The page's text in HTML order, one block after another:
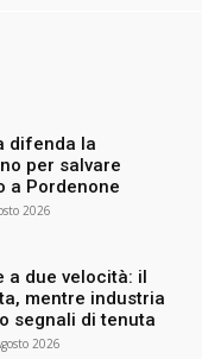
difenda la
per salvare
a Pordenone
2026
a due velocità: il
mentre industria
segnali di tenuta
2026